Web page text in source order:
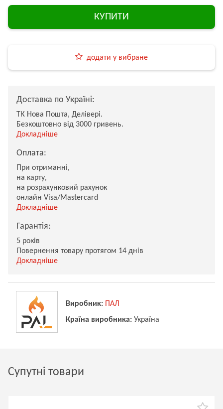
КУПИТИ
додати у вибране
Доставка по Україні:
ТК Нова Пошта, Делівері.
Безкоштовно від 3000 гривень.
Докладніше
Оплата:
При отриманні,
на карту,
на розрахунковий рахунок
онлайн Visa/Mastercard
Докладніше
Гарантія:
5 років
Повернення товару протягом 14 днів
Докладніше
Виробник: ПАЛ
Країна виробника: Україна
Супутні товари